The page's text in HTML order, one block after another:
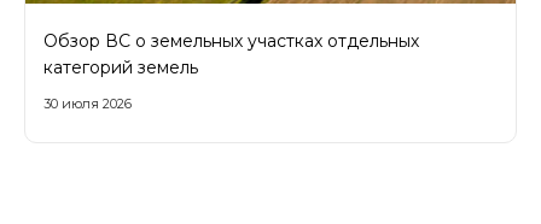
Обзор ВС о земельных участках отдельных
категорий земель
30 июля 2026